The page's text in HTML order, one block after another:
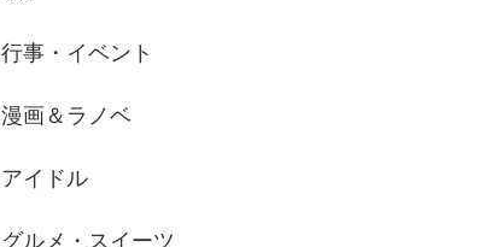
行事・イベント
漫画＆ラノベ
アイドル
グルメ・スイーツ